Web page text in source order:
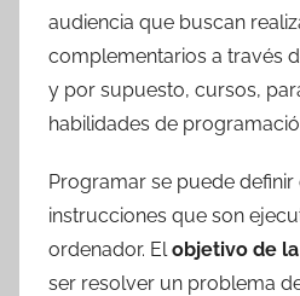
audiencia que buscan
complementarios a través
y por supuesto, cursos,
habilidades de
Programar se puede
instrucciones que son
ordenador. El objetivo de
ser resolver un problema